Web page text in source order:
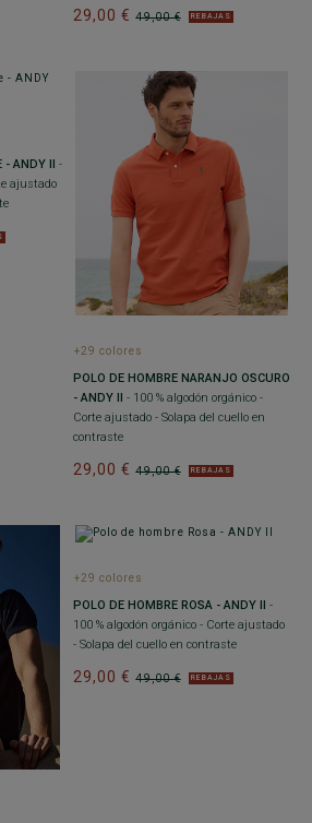
49,00 €
29,00 € REBAJAS
- ANDY II -
ajustado
+29 colores
POLO DE HOMBRE NARANJO OSCURO
- ANDY II - 100 % algodón orgánico -
Corte ajustado - Solapa del cuello en
contraste
49,00 €
29,00 € REBAJAS
+29 colores
POLO DE HOMBRE ROSA - ANDY II -
100 % algodón orgánico - Corte ajustado
- Solapa del cuello en contraste
49,00 €
29,00 € REBAJAS